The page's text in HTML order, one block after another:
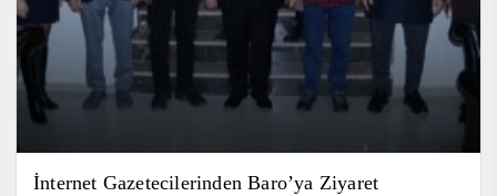
İnternet Gazetecilerinden Baro’ya Ziyaret